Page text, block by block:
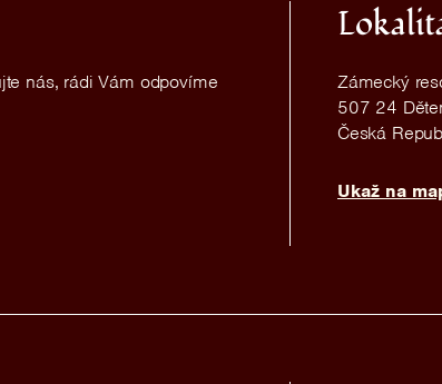
nás, rádi Vám odpovíme
Zámecký
507 24
Česká
Ukaž na